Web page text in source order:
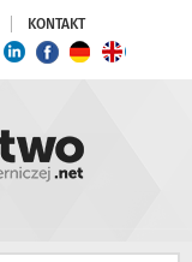
KONTAKT